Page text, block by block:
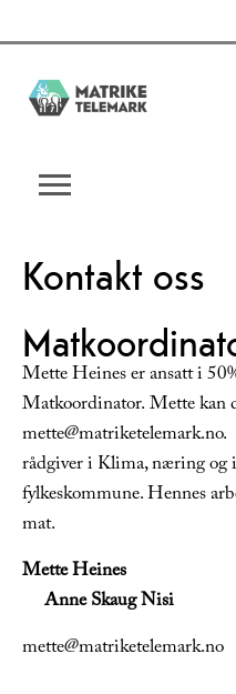
Kontakt oss
Mette Heines er ansatt i
Matkoordinator. Mette kan
rådgiver i Klima, næring og
fylkeskommune. Hennes
mat.
Mette
Anne Skaug Nisi